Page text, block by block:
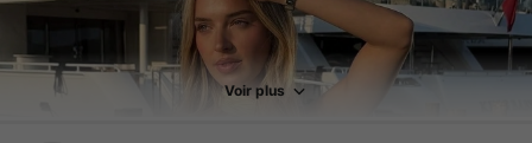
Voir plus
13K Suiveurs
4.81 13K Suiveurs